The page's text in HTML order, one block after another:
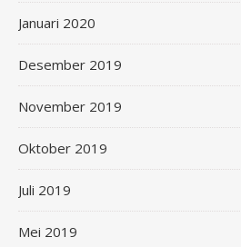
Januari 2020
Desember 2019
November 2019
Oktober 2019
Juli 2019
Mei 2019